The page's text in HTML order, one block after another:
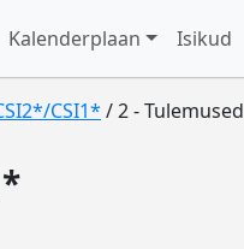
Kalenderplaan Isikud
CSI1* / 2 - Tulemused